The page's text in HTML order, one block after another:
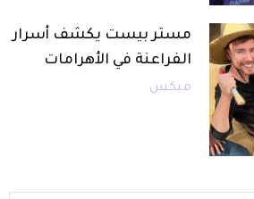
مستر بيست يكشف أسرار
الفراعنة في الأهرامات
ميكس